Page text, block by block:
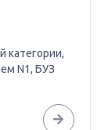
категории,
N1, БУЗ